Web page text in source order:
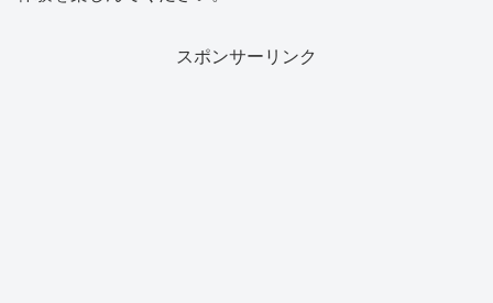
スポンサーリンク